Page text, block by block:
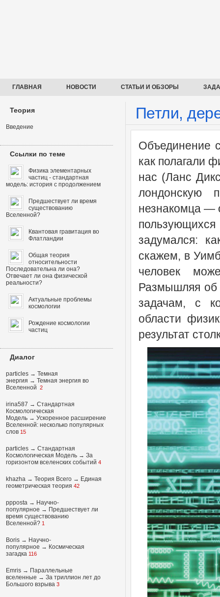
ГЛАВНАЯ НОВОСТИ СТАТЬИ И ОБЗОРЫ
Петли,
Объединение
как полагали
нас (Ланс
лондонскую
незнакомца —
задумался:
скажем, в
человек
Размышляя об
задачам, с
области
результат
Теория
Введение
Ссылки по теме
Физика элементарных
частиц - стандартная
модель: история с продолжением
Предшествует ли время
существованию
Вселенной?
Квантовая гравитация во
Флатландии
Общая теория
относительности
Последовательна ли она?
Отвечает ли она физической
реальности?
Актуальные проблемы
космологии
Рождение космологии
частиц
Диалог
particles → Темная
энергия → Темная энергия во
Вселенной 2
irina587 → Стандартная
Космологическая
Модель → Ускоренное расширение
Вселенной: несколько популярных
слов 15
particles → Стандартная
Космологическая Модель → За
горизонтом вселенских событий 4
khazha → Теория Всего → Единая
геометрическая теория 42
ppposta → Научно-
популярное → Предшествует ли
время существованию
Вселенной? 1
Boris → Научно-
популярное → Космическая
загадка 116
Emris → Параллельные
вселенные → За триллион лет до
Большого взрыва 3